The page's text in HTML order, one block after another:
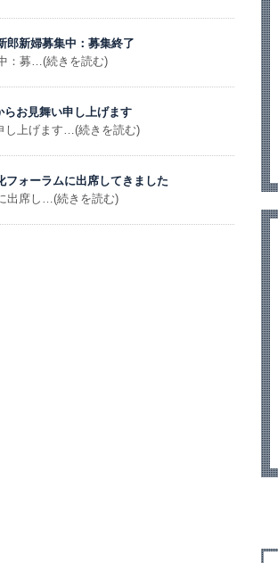
郎新婦募集中：募集終了
：募…(続きを読む)
お見舞い申し上げます
し上げます…(続きを読む)
フォーラムに出席してきました
出席し…(続きを読む)